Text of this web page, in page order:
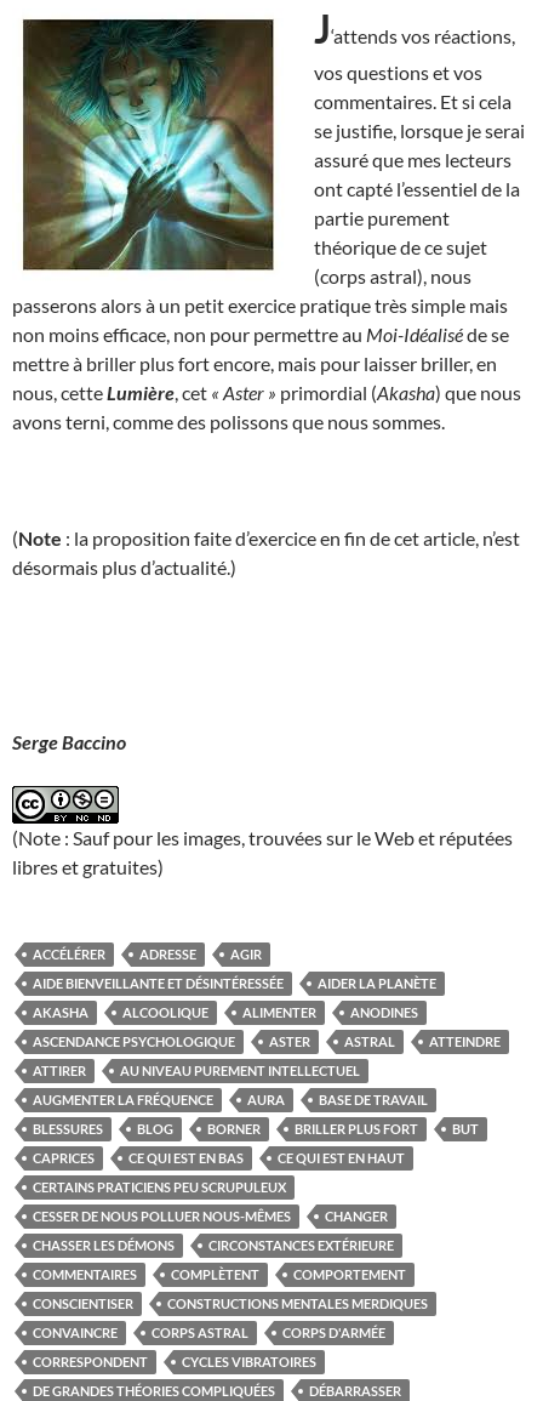
J‘attends vos réactions,
vos questions et vos
commentaires. Et si cela
se justifie, lorsque je serai
assuré que mes lecteurs
ont capté l’essentiel de la
partie purement
théorique de ce sujet
(corps astral), nous
passerons alors à un petit exercice pratique très simple mais
non moins efficace, non pour permettre au Moi-Idéaliséde se
mettre à briller plus fort encore, mais pour laisser briller, en
nous, cetteLumière , cet « Aster » primordial (Akasha) que nous
avons terni, comme des polissons que nous sommes.
(Note : la proposition faite d’exercice en fin de cet article, n’est
désormais plus d’actualité.)
Serge Baccino
(Note : Sauf pour les images, trouvées sur le Web et réputées
libres et gratuites)
ACCÉLÉRER ADRESSE
AGIR
AIDE BIENVEILLANTE ET DÉSINTÉRESSÉE
AIDER LA PLANÈTE
AKASHA
ALCOOLIQUE ALIMENTER
ANODINES
ASCENDANCE PSYCHOLOGIQUE
ASTER ASTRAL
ATTEINDRE
ATTIRER
AU NIVEAU PUREMENT INTELLECTUEL
AUGMENTER LA FRÉQUENCE
AURA
BASE DE TRAVAIL
BLESSURES
BLOG BORNER BRILLER PLUS FORT
BUT
CAPRICES
CE QUI EST EN BAS
CE QUI EST EN HAUT
CERTAINS PRATICIENS PEU SCRUPULEUX
CESSER DE NOUS POLLUER NOUS-MÊMES
CHANGER
CHASSER LES DÉMONS
CIRCONSTANCES EXTÉRIEURE
COMMENTAIRES
COMPLÈTENT
COMPORTEMENT
CONSCIENTISER
CONSTRUCTIONS MENTALES MERDIQUES
CONVAINCRE
CORPS ASTRAL
CORPS D'ARMÉE
CORRESPONDENT
CYCLES VIBRATOIRES
DE GRANDES THÉORIES COMPLIQUÉES
DÉBARRASSER